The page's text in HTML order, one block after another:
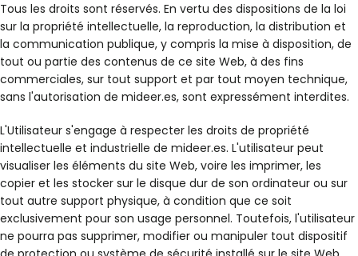
Tous les droits sont réservés. En vertu des dispositions de la loi
sur la propriété intellectuelle, la reproduction, la distribution et
la communication publique, y compris la mise à disposition, de
tout ou partie des contenus de ce site Web, à des fins
commerciales, sur tout support et par tout moyen technique,
sans l'autorisation de mideer.es, sont expressément interdites.
L'Utilisateur s'engage à respecter les droits de propriété
intellectuelle et industrielle de mideer.es. L'utilisateur peut
visualiser les éléments du site Web, voire les imprimer, les
copier et les stocker sur le disque dur de son ordinateur ou sur
tout autre support physique, à condition que ce soit
exclusivement pour son usage personnel. Toutefois, l'utilisateur
ne pourra pas supprimer, modifier ou manipuler tout dispositif